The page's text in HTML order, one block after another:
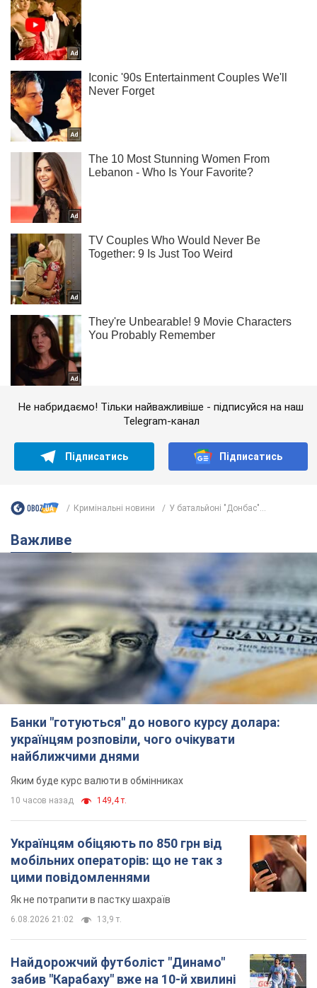
Не набридаємо! Тільки найважливіше - підписуйся на наш
Telegram-канал
Підписатись Підписатись
Кримінальні новини У батальйоні "Донбас"...
Важливе
Банки "готуються" до нового курсу долара:
українцям розповіли, чого очікувати
найближчими днями
Яким буде курс валюти в обмінниках
10 часов назад 149,4 т.
Українцям обіцяють по 850 грн від
мобільних операторів: що не так з
цими повідомленнями
Як не потрапити в пастку шахраїв
6.08.2026 21:02 13,9 т.
Найдорожчий футболіст "Динамо"
забив "Карабаху" вже на 10-й хвилині